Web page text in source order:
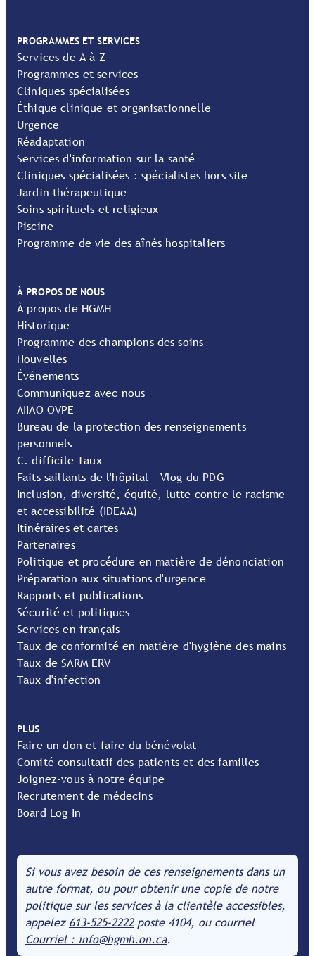
PROGRAMMES ET SERVICES
Services de A à Z
Programmes et services
Cliniques spécialisées
Éthique clinique et organisationnelle
Urgence
Réadaptation
Services d'information sur la santé
Cliniques spécialisées : spécialistes hors site
Jardin thérapeutique
Soins spirituels et religieux
Piscine
Programme de vie des aînés hospitaliers
À PROPOS DE NOUS
À propos de HGMH
Historique
Programme des champions des soins
Nouvelles
Événements
Communiquez avec nous
AIIAO OVPE
Bureau de la protection des renseignements
personnels
C. difficile Taux
Faits saillants de l'hôpital - Vlog du PDG
Inclusion, diversité, équité, lutte contre le racisme
et accessibilité (IDEAA)
Itinéraires et cartes
Partenaires
Politique et procédure en matière de dénonciation
Préparation aux situations d'urgence
Rapports et publications
Sécurité et politiques
Services en français
Taux de conformité en matière d'hygiène des mains
Taux de SARM ERV
Taux d'infection
PLUS
Faire un don et faire du bénévolat
Comité consultatif des patients et des familles
Joignez-vous à notre équipe
Recrutement de médecins
Board Log In
Si vous avez besoin de ces renseignements dans un
autre format, ou pour obtenir une copie de notre
politique sur les services à la clientèle accessibles,
appelez 613-525-2222poste 4104, ou courriel
Courriel : info@hgmh.on.ca.